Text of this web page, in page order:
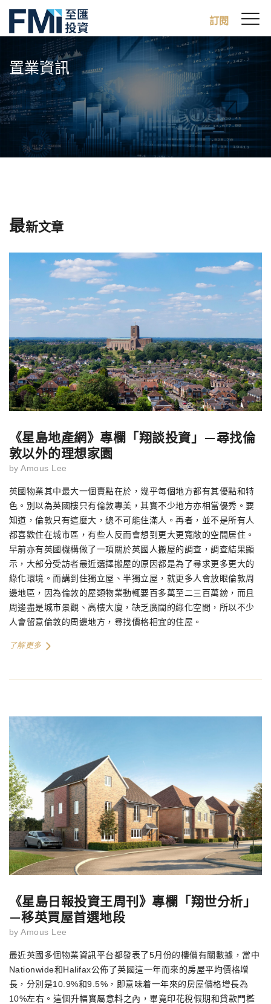
main
content
訂閱
置業資訊
最新文章
《星島地產網》專欄「翔談投資」—尋找倫
敦以外的理想家園
by Amous Lee
英國物業其中最大一個賣點在於，幾乎每個地方都有其優點和特
色。別以為英國樓只有倫敦專美，其實不少地方亦相當優秀。要
知道，倫敦只有這麼大，總不可能住滿人。再者，並不是所有人
都喜歡住在城市區，有些人反而會想到更大更寬敞的空間居住。
早前亦有英國機構做了一項關於英國人搬屋的調查，調查結果顯
示，大部分受訪者最近選擇搬屋的原因都是為了尋求更多更大的
綠化環境。而講到住獨立屋、半獨立屋，就更多人會放眼倫敦周
邊地區，因為倫敦的屋類物業動輒要百多萬至二三百萬鎊，而且
周邊盡是城市景觀、高樓大廈，缺乏廣闊的綠化空間，所以不少
人會留意倫敦的周邊地方，尋找價格相宜的住屋。
了解更多
《星島日報投資王周刊》專欄「翔世分析」
—移英買屋首選地段
by Amous Lee
最近英國多個物業資訊平台都發表了5月份的樓價有關數據，當中
Nationwide和Halifax公佈了英國這一年而來的房屋平均價格增
長，分別是10.9%和9.5%，即意味着一年來的房屋價格增長為
10%左右。這個升幅實屬意料之內，畢竟印花稅假期和貸款門檻